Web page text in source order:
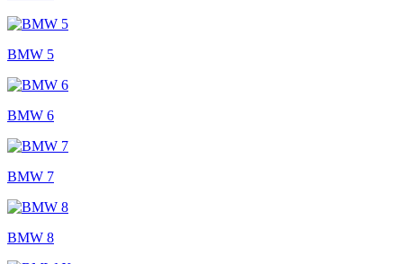
BMW 5
BMW 6
BMW 7
BMW 8